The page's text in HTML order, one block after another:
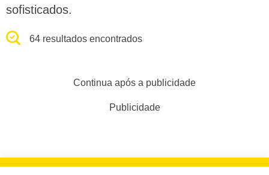
sofisticados.
64 resultados encontrados
Continua após a publicidade
Publicidade